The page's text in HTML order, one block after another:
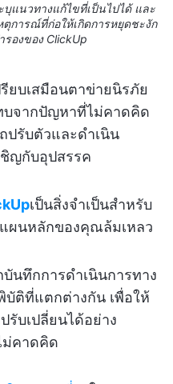
บุแนวทางแก้ไขที่เป็นไปได้ และ
การณ์ที่ก่อให้เกิดการหยุดชะงัก
องของ ClickUp
ยบเสมือนตาข่ายนิรภัย
บจากปัญหาที่ไม่คาดคิด
ปรับตัวและดำเนิน
ญกับอุปสรรค
เป็นสิ่งจำเป็นสำหรับ
ผนหลักของคุณล้มเหลว
นทึกการดำเนินการทาง
ติที่แตกต่างกัน เพื่อให้
บเปลี่ยนได้อย่าง
ม่คาดคิด